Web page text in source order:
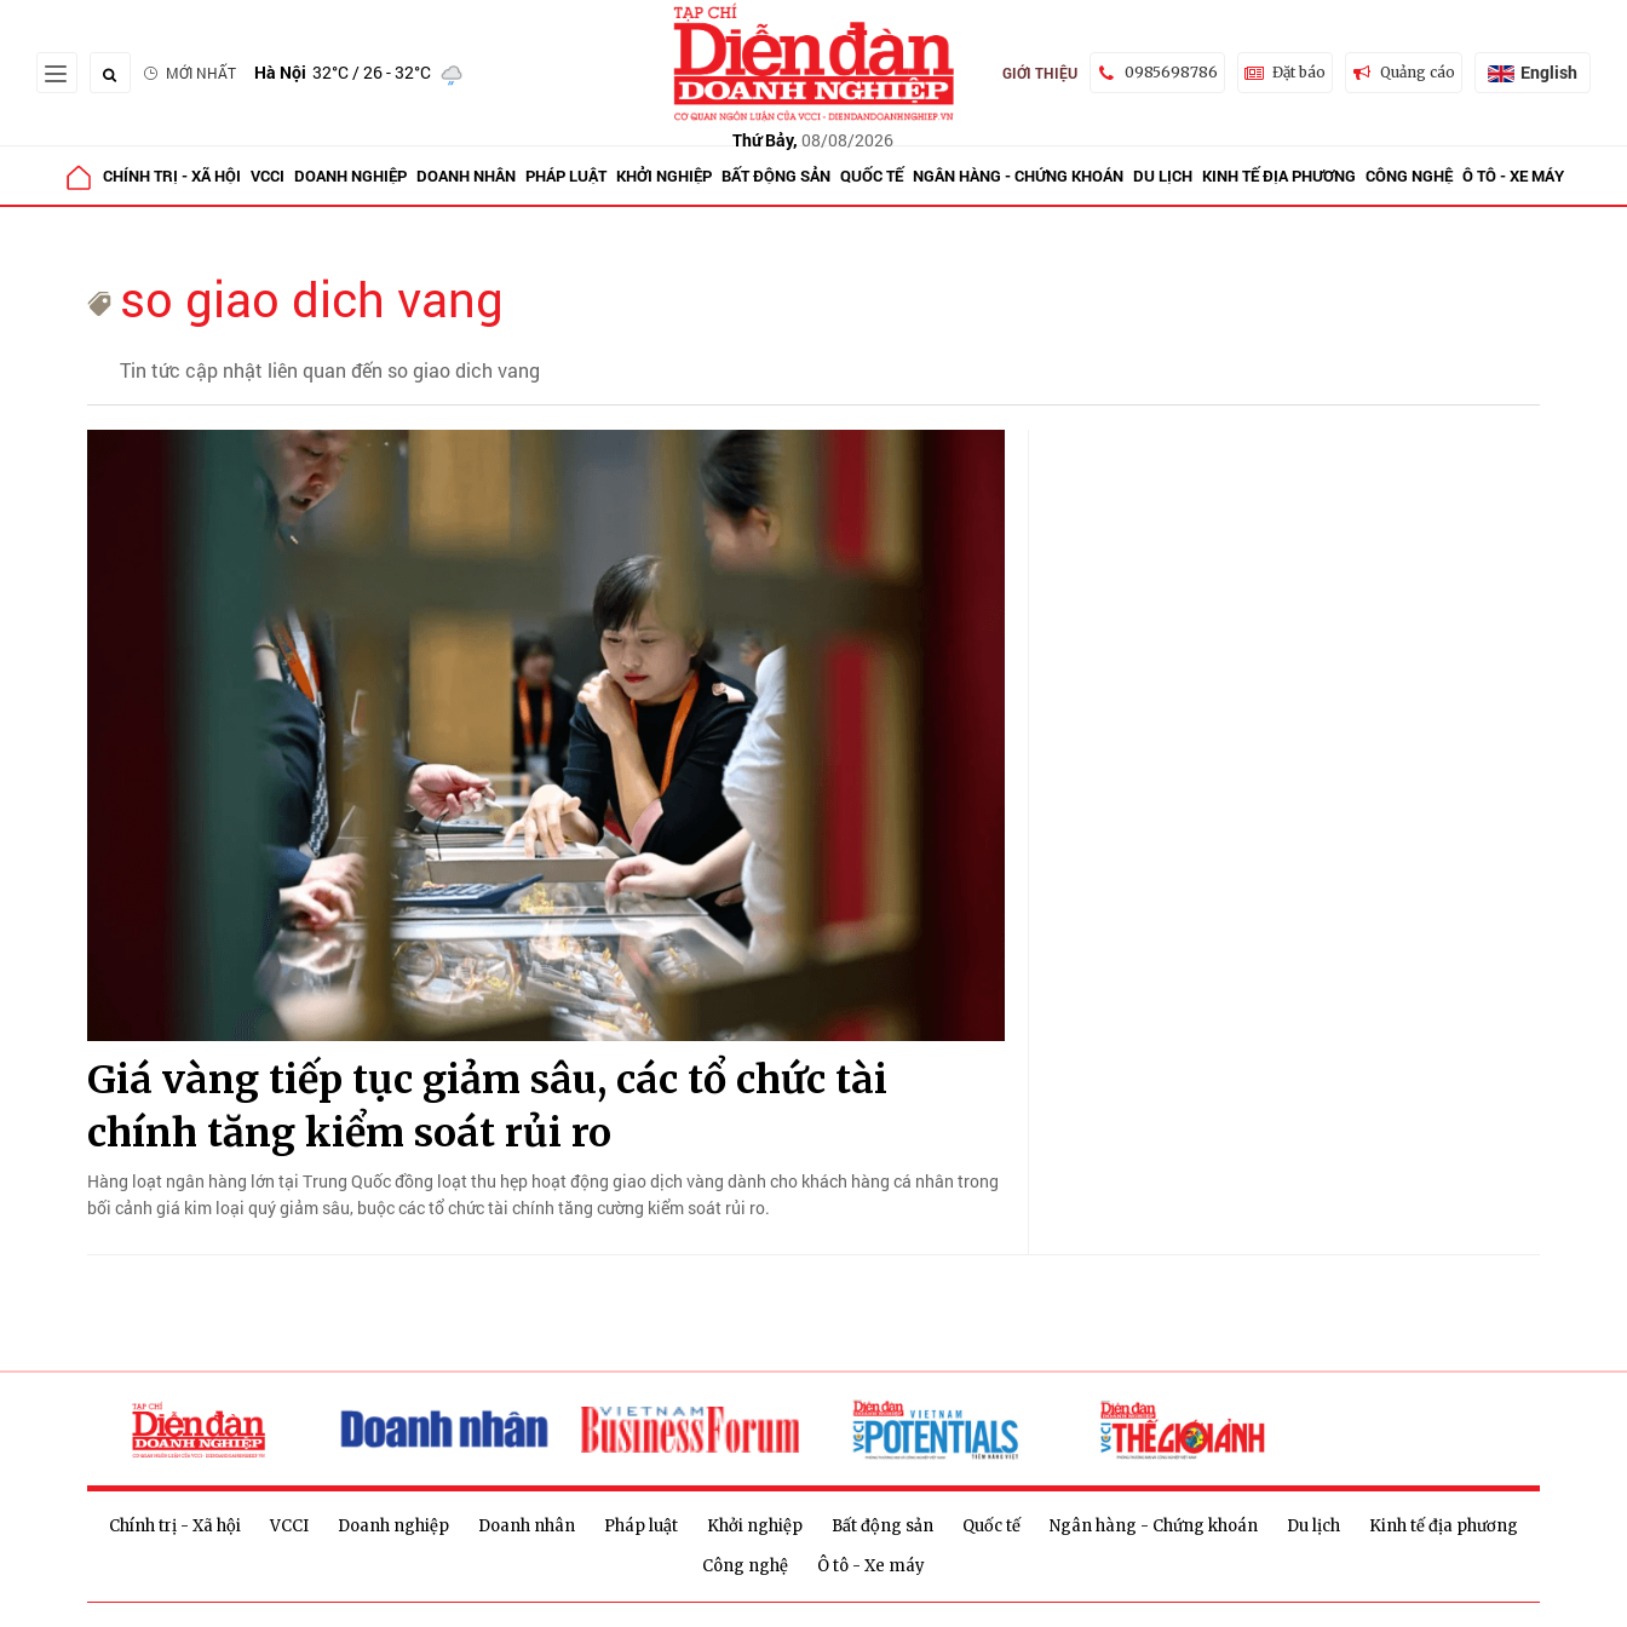
MỚI NHẤT Hà Nội 32°C/ 26 - 32°C
Thứ Bảy, 08/08/2026
GIỚI THIỆU 0985698786 Đặt báo Quảng cáo English
CHÍNH TRỊ - XÃ HỘI VCCI DOANH NGHIỆP DOANH NHÂN PHÁP LUẬT KHỞI NGHIỆP BẤT ĐỘNG SẢN QUỐC TẾ NGÂN HÀNG - CHỨNG KHOÁN DU LỊCH KINH TẾ ĐỊA PHƯƠNG CÔNG NGHỆ Ô TÔ - XE MÁY
so giao dich vang
Tin tức cập nhật liên quan đến so giao dich vang
Giá vàng tiếp tục giảm sâu, các tổ chức tài
chính tăng kiểm soát rủi ro
Hàng loạt ngân hàng lớn tại Trung Quốc đồng loạt thu hẹp hoạt động giao dịch vàng dành cho khách hàng cá nhân trong
bối cảnh giá kim loại quý giảm sâu, buộc các tổ chức tài chính tăng cường kiểm soát rủi ro.
Chính trị - Xã hội VCCI Doanh nghiệp Doanh nhân Pháp luật Khởi nghiệp Bất động sản Quốc tế Ngân hàng - Chứng khoán Du lịch
Kinh tế địa phương
Công nghệ
Ô tô - Xe máy